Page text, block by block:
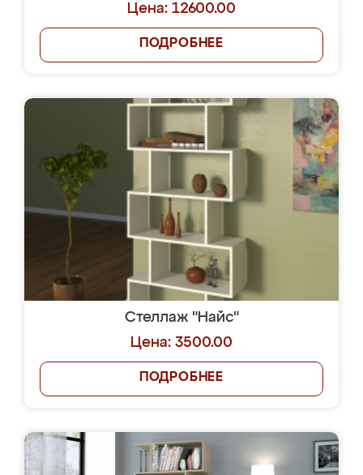
Цена: 12600.00
ПОДРОБНЕЕ
Стеллаж "Найс"
Цена: 3500.00
ПОДРОБНЕЕ